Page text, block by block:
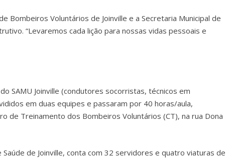
Bombeiros Voluntários de Joinville e a Secretaria Municipal de
“Levaremos cada lição para nossas vidas pessoais e
SAMU Joinville (condutores socorristas, técnicos em
em duas equipes e passaram por 40 horas/aula,
de Treinamento dos Bombeiros Voluntários (CT), na rua Dona
Saúde de Joinville, conta com 32 servidores e quatro viaturas de